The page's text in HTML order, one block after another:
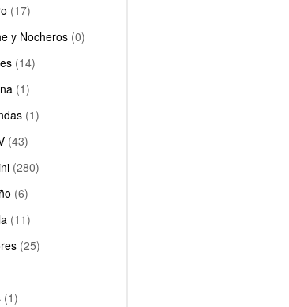
(17)
y Nocheros (0)
(14)
(1)
(1)
(43)
(280)
(6)
(11)
(25)
(1)